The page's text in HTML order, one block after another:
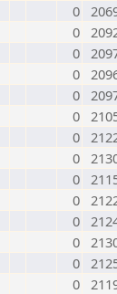
0
0
0
0
0
0
0
0
0
0
0
0
0
0